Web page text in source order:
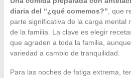
diaria del “¿qué comemos?”, que
parte significativa de la carga mental
de la familia. La clave es elegir
que agraden a toda la familia,
variedad a cambio de tranquilidad.
Para las noches de fatiga extrema,